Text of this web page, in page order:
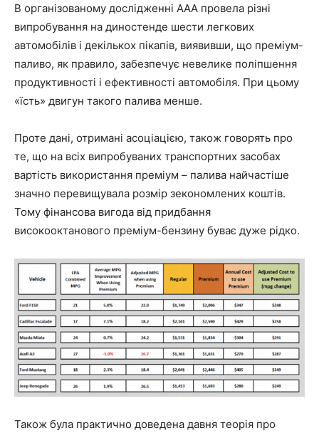
В організованому дослідженні AAA провела різні
випробування на диностенде шести легкових
автомобілів і декількох пікапів, виявивши, що преміум-
паливо, як правило, забезпечує невелике поліпшення
продуктивності і ефективності автомобіля. При цьому
«їсть» двигун такого палива менше.
Проте дані, отримані асоціацією, також говорять про
те, що на всіх випробуваних транспортних засобах
вартість використання преміум – палива найчастіше
значно перевищувала розмір зекономлених коштів.
Тому фінансова вигода від придбання
високооктанового преміум-бензину буває дуже рідко.
Також була практично доведена давня теорія про